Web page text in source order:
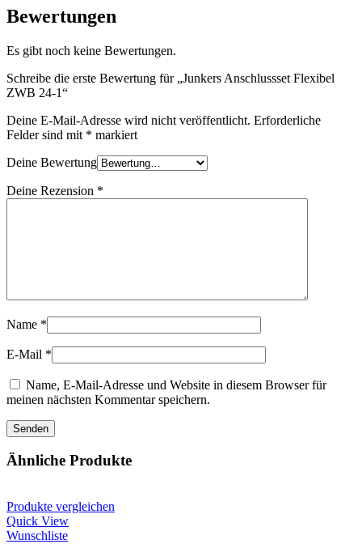
Bewertungen
Es gibt noch keine Bewertungen.
Schreibe die erste Bewertung für „Junkers Anschlussset Flexibel
ZWB 24-1“
Deine E-Mail-Adresse wird nicht veröffentlicht. Erforderliche
Felder sind mit * markiert
Deine Bewertung
Deine Rezension *
Name *
E-Mail *
Name, E-Mail-Adresse und Website in diesem Browser für
meinen nächsten Kommentar speichern.
Ähnliche Produkte
Produkte vergleichen
Quick View
Wunschliste